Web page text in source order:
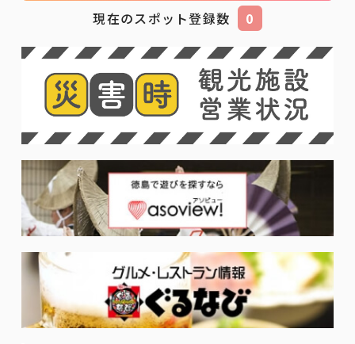
現在のスポット登録数 0